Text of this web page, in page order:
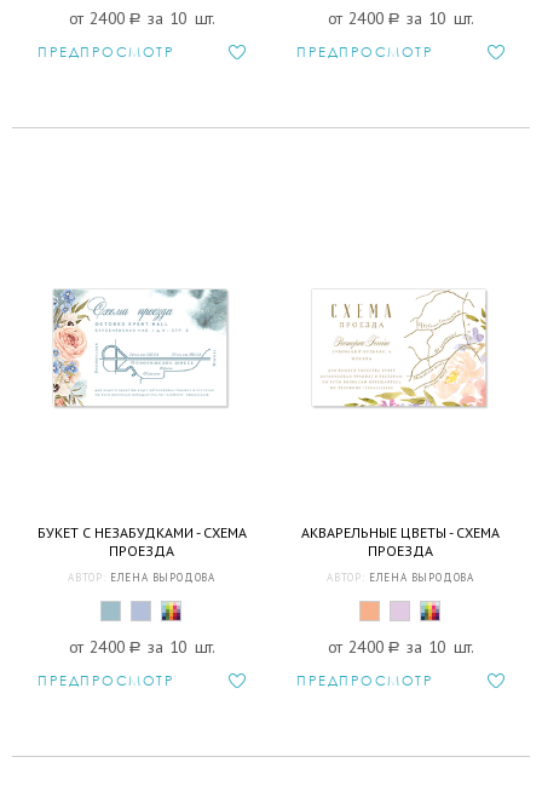
от 2400 a за 10 шт.
ПРЕДПРОСМОТР
от 2400 a за 10 шт.
ПРЕДПРОСМОТР
БУКЕТ С НЕЗАБУДКАМИ - СХЕМА
ПРОЕЗДА
АВТОР: ЕЛЕНА ВЫРОДОВА
от 2400 a за 10 шт.
ПРЕДПРОСМОТР
АКВАРЕЛЬНЫЕ ЦВЕТЫ - СХЕМА
ПРОЕЗДА
АВТОР: ЕЛЕНА ВЫРОДОВА
от 2400 a за 10 шт.
ПРЕДПРОСМОТР